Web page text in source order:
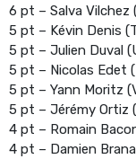
6 pt – Salva Vilchez
5 pt – Kévin Denis
5 pt – Julien Duval
5 pt – Nicolas Edet
5 pt – Yann Moritz
5 pt – Jérémy Ortiz
4 pt – Romain
4 pt – Damien